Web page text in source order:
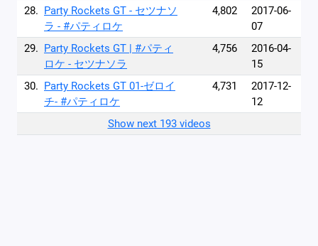
28. Party Rockets GT - セツナソ
ラ - #パティロケ
4,802
2017-06-
07
29. Party Rockets GT | #パティ
ロケ - セツナソラ
4,756
2016-04-
15
30. Party Rockets GT 01-ゼロイ
チ- #パティロケ
4,731
2017-12-
12
Show next 193 videos